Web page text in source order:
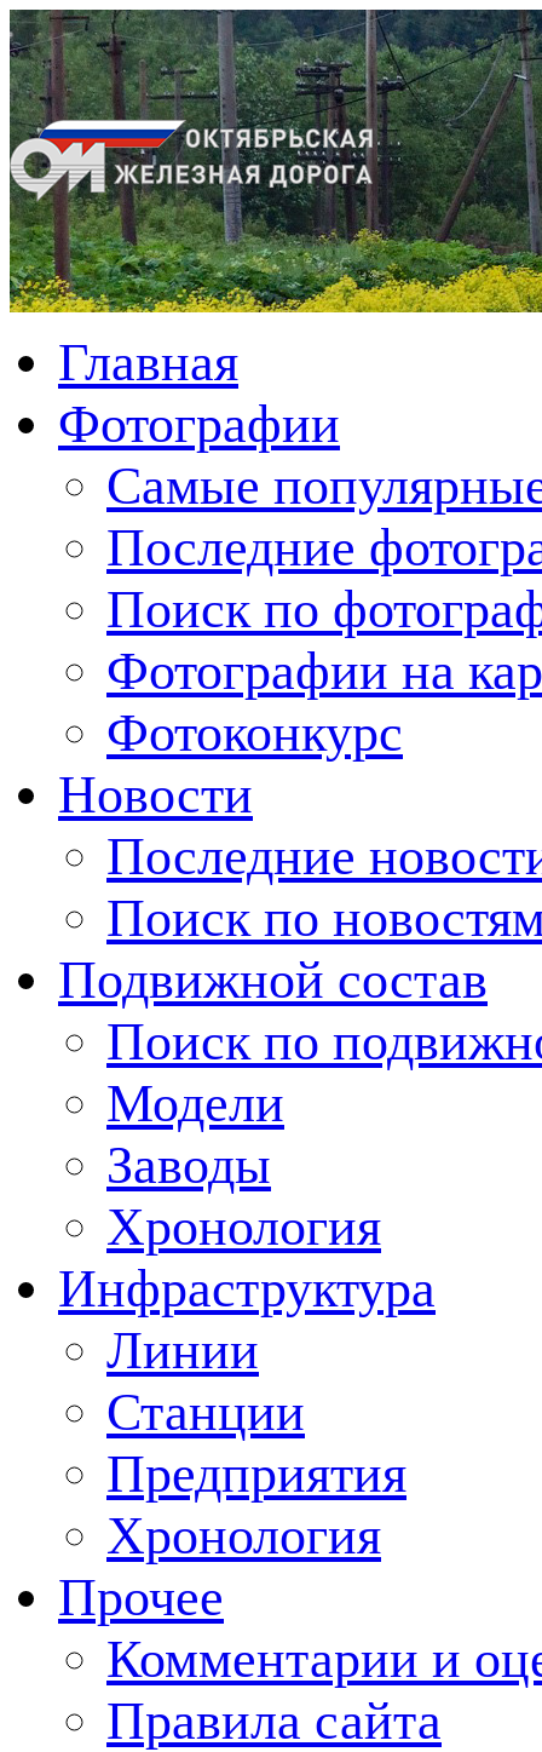
Главная
Фотографии
Cамые
Последние
Поиск по
Фотографии на
Фотоконкурс
Новости
Последние
Поиск по
Подвижной состав
Поиск по
Модели
Заводы
Хронология
Инфраструктура
Линии
Станции
Предприятия
Хронология
Прочее
Комментарии и
Правила сайта